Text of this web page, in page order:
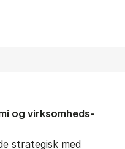
- erhvervs­økonomi og
og virksomheds­
strategisk med